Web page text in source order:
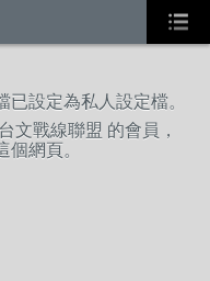
已設定為私人設定檔。
文戰線聯盟 的會員，
個網頁。